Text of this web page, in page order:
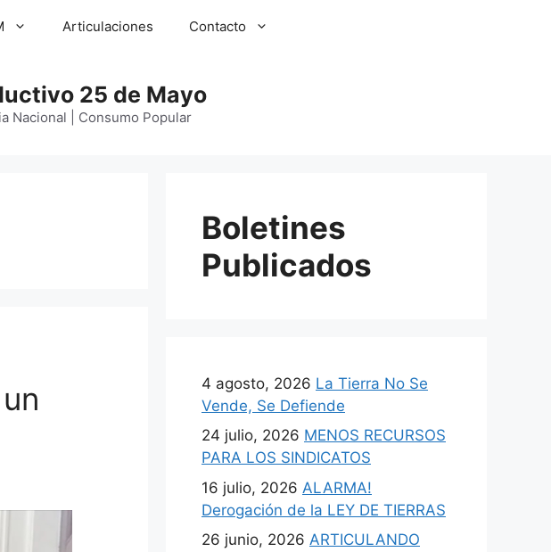
Articulaciones Contacto
25 de Mayo
Nacional | Consumo Popular
Boletines
Publicados
4 agosto, 2026 La Tierra No Se
Vende, Se Defiende
24 julio, 2026 MENOS RECURSOS
PARA LOS SINDICATOS
16 julio, 2026 ALARMA!
Derogación de la LEY DE TIERRAS
26 junio, 2026 ARTICULANDO